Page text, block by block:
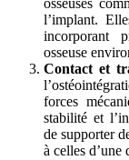
osseuses
l’implant.
incorporant
osseuse
Contact et
forces
stabilité et
de supporter
à celles d’une